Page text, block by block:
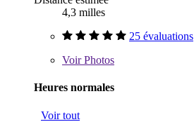
4,3 milles
25 évaluations
VoirPhotos
Heures normales
Voir tout